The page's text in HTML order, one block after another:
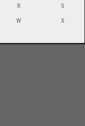
R
S
W
X